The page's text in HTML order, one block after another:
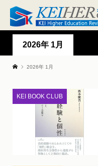
2026年 1月
2026年 1月
KEI BOOK CLUB